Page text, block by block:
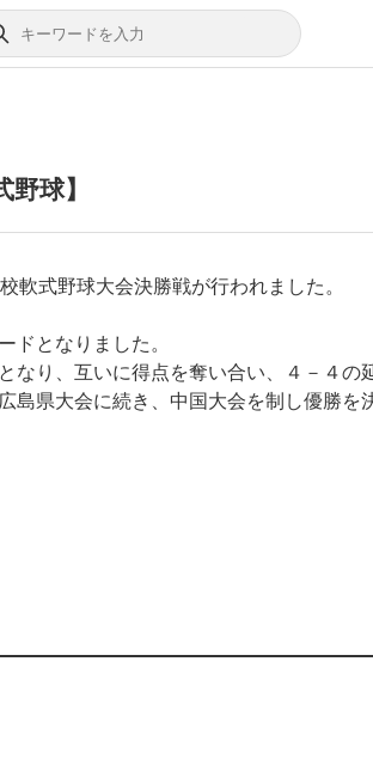
球】
軟式野球大会決勝戦が行われました。
ドとなりました。
り、互いに得点を奪い合い、４－４の
県大会に続き、中国大会を制し優勝を